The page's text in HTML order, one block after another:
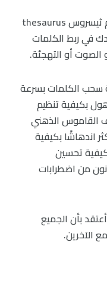
كما أن قاموسك الذهني يشبه معجم ثيسروس thesaurus
في ربط الكلمات
أو التهجئة.
سحب الكلمات بسرعة
بكيفية تنظيم
القاموس الذهني
اندهاشًا بكيفية
تحسين
من اضطرابات
بأن الجميع
الآخرين.